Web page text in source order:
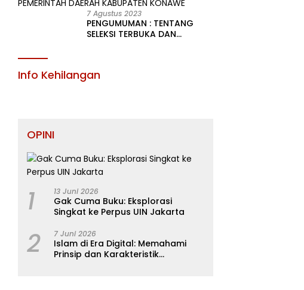
7 Agustus 2023
PENGUMUMAN : TENTANG
SELEKSI TERBUKA DAN
LINGKUNGAN PEMERINTAH
Info Kehilangan
OPINI
1 13 Juni 2026
Gak Cuma Buku: Eksplorasi
Singkat ke Perpus UIN Jakarta
2 7 Juni 2026
Islam di Era Digital: Memahami
Prinsip dan Karakteristik